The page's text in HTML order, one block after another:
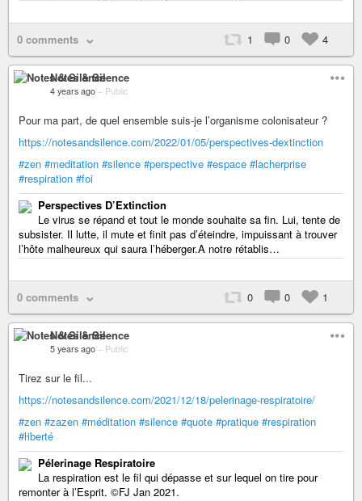
0 comments 1 0 4
Notes & Silence
4 years ago – Public
Pour ma part, de quel ensemble suis-je l’organisme colonisateur ?
https://notesandsilence.com/2022/01/05/perspectives-dextinction
#zen #meditation #silence #perspective #espace #lacherprise
#respiration #foi
Perspectives D’Extinction
Le virus se répand et tout le monde souhaite sa fin. Lui, tente de
subsister. Il lutte, il mute et finit pas d’éteindre, impuissant à trouver
l’hôte malheureux qui saura l’héberger.A notre rétablis…
0 comments 0 0 1
Notes & Silence
5 years ago – Public
Tirez sur le fil...
https://notesandsilence.com/2021/12/18/pelerinage-respiratoire/
#zen #zazen #méditation #silence #quote #pratique #respiration
#ŀiberté
Pélerinage Respiratoire
La respiration est le fil qui dépasse et sur lequel on tire pour
remonter à l’Esprit. ©FJ Jan 2021.